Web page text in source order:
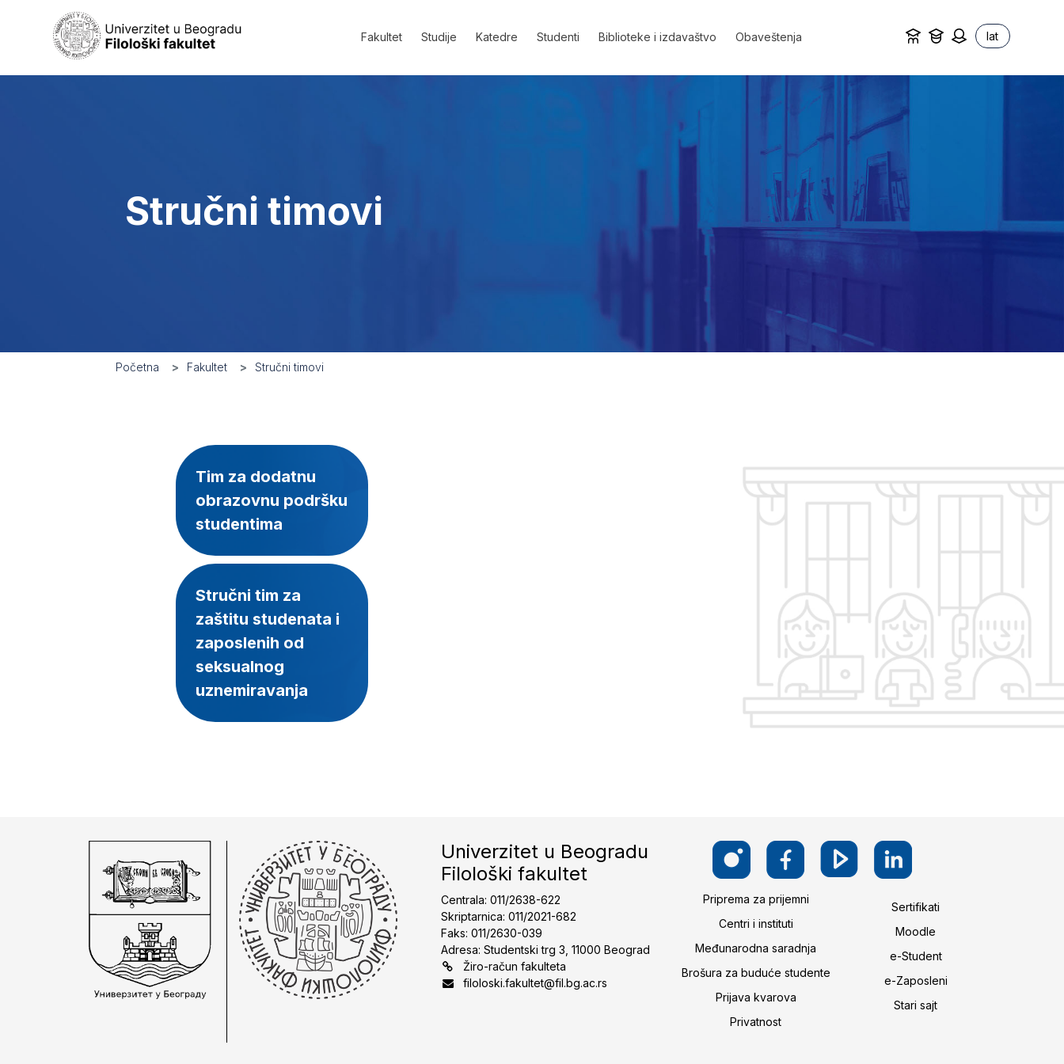
Fakultet Studije Katedre Studenti Biblioteke i izdavaštvo Obaveštenja lat
Stručni timovi
Početna Fakultet Stručni timovi
Tim za dodatnu
obrazovnu podršku
studentima
Stručni tim za
zaštitu studenata i
zaposlenih od
seksualnog
uznemiravanja
Univerzitet u Beogradu
Filološki fakultet
Centrala: 011/2638-622
Skriptarnica: 011/2021-682
Faks: 011/2630-039
Adresa: Studentski trg 3, 11000 Beograd
Žiro-račun fakulteta
filoloski.fakultet@fil.bg.ac.rs
Priprema za prijemni
Centri i instituti
Međunarodna saradnja
Brošura za buduće studente
Prijava kvarova
Privatnost
Sertifikati
Moodle
e-Student
e-Zaposleni
Stari sajt